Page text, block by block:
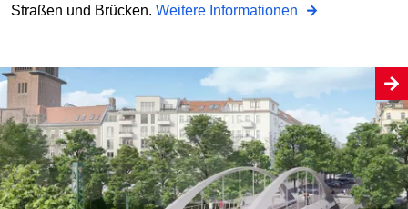
Straßen und Brücken. Weitere Informationen